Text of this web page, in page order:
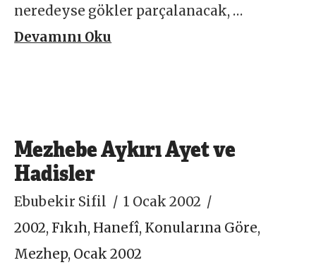
neredeyse gökler parçalanacak, …
Devamını Oku
Mezhebe Aykırı Ayet ve
Hadisler
Ebubekir Sifil
1 Ocak 2002
2002,Fıkıh, Hanefî, Konularına Göre,
Mezhep, Ocak 2002